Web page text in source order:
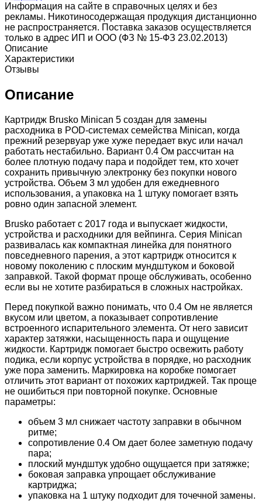
Информация на сайте в справочных целях и без
рекламы. Никотиносодержащая продукция дистанционно
не распространяется. Поставка заказов осуществляется
только в адрес ИП и ООО (ФЗ № 15-ФЗ 23.02.2013)
Описание
Характеристики
Отзывы
Описание
Картридж Brusko Minican 5 создан для замены
расходника в POD-системах семейства Minican, когда
прежний резервуар уже хуже передает вкус или начал
работать нестабильно. Вариант 0.4 Ом рассчитан на
более плотную подачу пара и подойдет тем, кто хочет
сохранить привычную электронку без покупки нового
устройства. Объем 3 мл удобен для ежедневного
использования, а упаковка на 1 штуку помогает взять
ровно один запасной элемент.
Brusko работает с 2017 года и выпускает жидкости,
устройства и расходники для вейпинга. Серия Minican
развивалась как компактная линейка для понятного
повседневного парения, а этот картридж относится к
новому поколению с плоским мундштуком и боковой
заправкой. Такой формат проще обслуживать, особенно
если вы не хотите разбираться в сложных настройках.
Перед покупкой важно понимать, что 0.4 Ом не является
вкусом или цветом, а показывает сопротивление
встроенного испарительного элемента. От него зависит
характер затяжки, насыщенность пара и ощущение
жидкости. Картридж помогает быстро освежить работу
подика, если корпус устройства в порядке, но расходник
уже пора заменить. Маркировка на коробке помогает
отличить этот вариант от похожих картриджей. Так проще
не ошибиться при повторной покупке. Основные
параметры:
объем 3 мл снижает частоту заправки в обычном
ритме;
сопротивление 0.4 Ом дает более заметную подачу
пара;
плоский мундштук удобно ощущается при затяжке;
боковая заправка упрощает обслуживание
картриджа;
упаковка на 1 штуку подходит для точечной замены.